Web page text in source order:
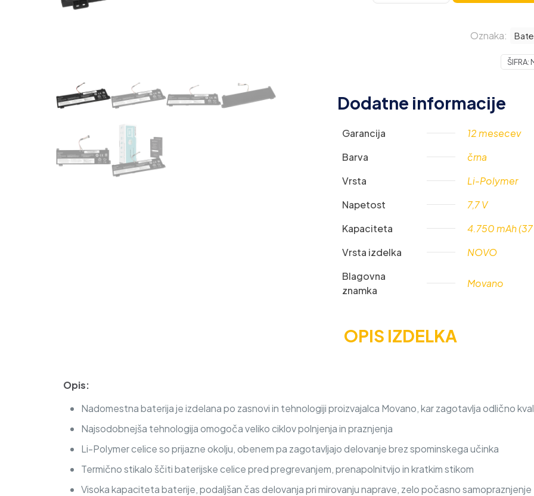
Lenovo
/
15,
Oznaka:
ŠIFRA:
Dodatne informacije
Garancija
12 mesecev
Barva
črna
Vrsta
Li-Polymer
Napetost
7,7 V
Kapaciteta
4.750 mAh
Vrsta izdelka
NOVO
Blagovna
znamka
Movano
OPIS IZDELKA
Opis:
Nadomestna baterija je izdelana po zasnovi in tehnologiji proizvajalca Movano, kar zagotavlja odlično
Najsodobnejša tehnologija omogoča veliko ciklov polnjenja in praznjenja
Li-Polymer celice so prijazne okolju, obenem pa zagotavljajo delovanje brez spominskega učinka
Termično stikalo ščiti baterijske celice pred pregrevanjem, prenapolnitvijo in kratkim stikom
Visoka kapaciteta baterije, podaljšan čas delovanja pri mirovanju naprave, zelo počasno samopraznjenje